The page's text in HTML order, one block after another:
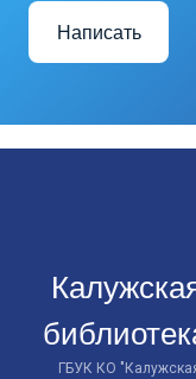
Написать
ГБУК КО